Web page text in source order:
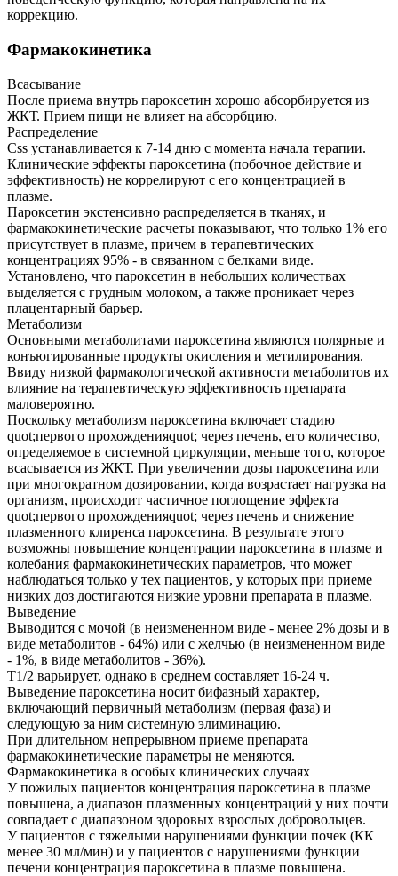
коррекцию.
Фармакокинетика
Всасывание
После приема внутрь пароксетин хорошо абсорбируется из
ЖКТ. Прием пищи не влияет на абсорбцию.
Распределение
Css устанавливается к 7-14 дню с момента начала терапии.
Клинические эффекты пароксетина (побочное действие и
эффективность) не коррелируют с его концентрацией в
плазме.
Пароксетин экстенсивно распределяется в тканях, и
фармакокинетические расчеты показывают, что только 1% его
присутствует в плазме, причем в терапевтических
концентрациях 95% - в связанном с белками виде.
Установлено, что пароксетин в небольших количествах
выделяется с грудным молоком, а также проникает через
плацентарный барьер.
Метаболизм
Основными метаболитами пароксетина являются полярные и
конъюгированные продукты окисления и метилирования.
Ввиду низкой фармакологической активности метаболитов их
влияние на терапевтическую эффективность препарата
маловероятно.
Поскольку метаболизм пароксетина включает стадию
quot;первого прохожденияquot; через печень, его количество,
определяемое в системной циркуляции, меньше того, которое
всасывается из ЖКТ. При увеличении дозы пароксетина или
при многократном дозировании, когда возрастает нагрузка на
организм, происходит частичное поглощение эффекта
quot;первого прохожденияquot; через печень и снижение
плазменного клиренса пароксетина. В результате этого
возможны повышение концентрации пароксетина в плазме и
колебания фармакокинетических параметров, что может
наблюдаться только у тех пациентов, у которых при приеме
низких доз достигаются низкие уровни препарата в плазме.
Выведение
Выводится с мочой (в неизмененном виде - менее 2% дозы и в
виде метаболитов - 64%) или с желчью (в неизмененном виде
- 1%, в виде метаболитов - 36%).
T1/2 варьирует, однако в среднем составляет 16-24 ч.
Выведение пароксетина носит бифазный характер,
включающий первичный метаболизм (первая фаза) и
следующую за ним системную элиминацию.
При длительном непрерывном приеме препарата
фармакокинетические параметры не меняются.
Фармакокинетика в особых клинических случаях
У пожилых пациентов концентрация пароксетина в плазме
повышена, а диапазон плазменных концентраций у них почти
совпадает с диапазоном здоровых взрослых добровольцев.
У пациентов с тяжелыми нарушениями функции почек (КК
менее 30 мл/мин) и у пациентов с нарушениями функции
печени концентрация пароксетина в плазме повышена.